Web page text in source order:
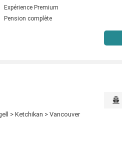
Expérience Premium
Pension complète
> Ketchikan > Vancouver